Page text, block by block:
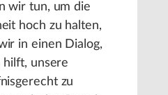
wir tun, um die
hoch zu halten,
in einen Dialog,
unsere
zu